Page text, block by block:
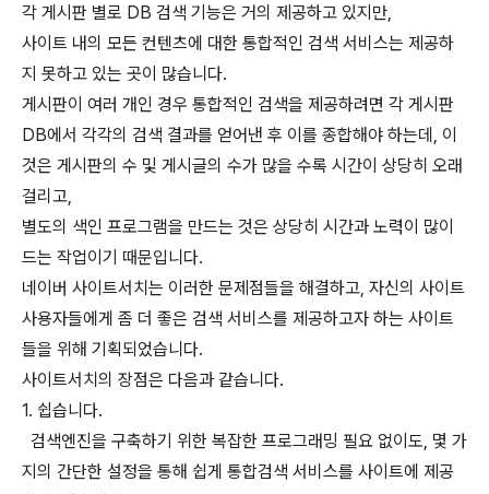
각 게시판 별로 DB 검색 기능은 거의 제공하고 있지만,
사이트 내의 모든 컨텐츠에 대한 통합적인 검색 서비스는 제공하
지 못하고 있는 곳이 많습니다.
게시판이 여러 개인 경우 통합적인 검색을 제공하려면 각 게시판
DB에서 각각의 검색 결과를 얻어낸 후 이를 종합해야 하는데, 이
것은 게시판의 수 및 게시글의 수가 많을 수록 시간이 상당히 오래
걸리고,
별도의 색인 프로그램을 만드는 것은 상당히 시간과 노력이 많이
드는 작업이기 때문입니다.
네이버 사이트서치는 이러한 문제점들을 해결하고, 자신의 사이트
사용자들에게 좀 더 좋은 검색 서비스를 제공하고자 하는 사이트
들을 위해 기획되었습니다.
사이트서치의 장점은 다음과 같습니다.
1. 쉽습니다.
검색엔진을 구축하기 위한 복잡한 프로그래밍 필요 없이도, 몇 가
지의 간단한 설정을 통해 쉽게 통합검색 서비스를 사이트에 제공